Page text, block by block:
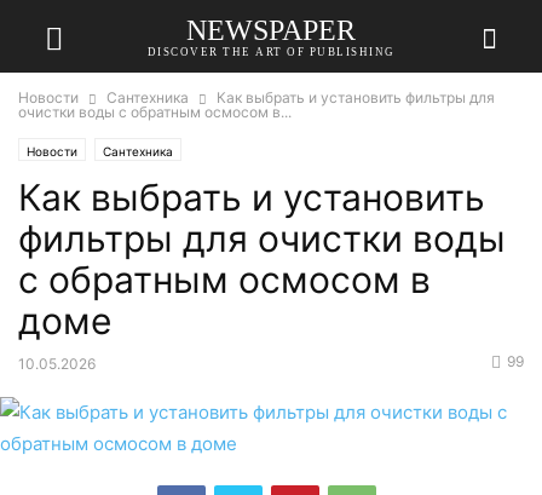
NEWSPAPER
DISCOVER THE ART OF PUBLISHING
Новости Сантехника
Как выбрать и установить фильтры для
очистки воды с обратным осмосом в...
Новости Сантехника
Как выбрать и установить
фильтры для очистки воды
с обратным осмосом в
доме
10.05.2026 99